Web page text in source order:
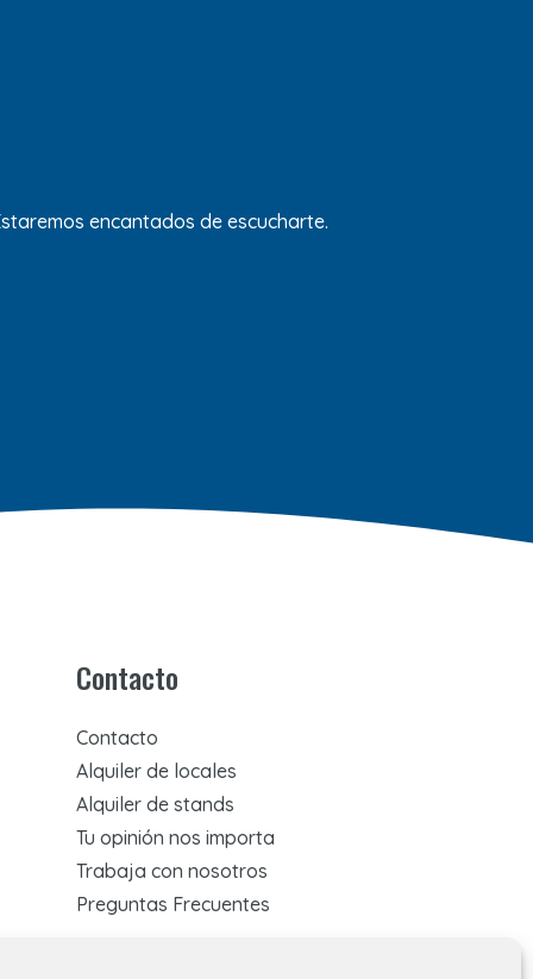
encantados de escucharte.
Contacto
Contacto
Alquiler de locales
Alquiler de stands
Tu opinión nos importa
Trabaja con nosotros
Preguntas Frecuentes